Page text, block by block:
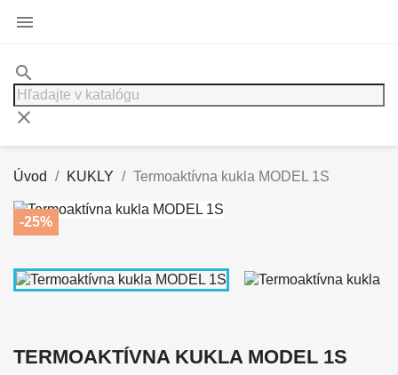

search
clear
Úvod KUKLY Termoaktívna kukla MODEL 1S
-25%
TERMOAKTÍVNA KUKLA MODEL 1S